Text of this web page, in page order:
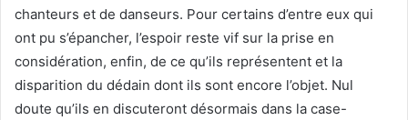
chanteurs et de danseurs. Pour certains d’entre eux qui
ont pu s’épancher, l’espoir reste vif sur la prise en
considération, enfin, de ce qu’ils représentent et la
disparition du dédain dont ils sont encore l’objet. Nul
doute qu’ils en discuteront désormais dans la case-